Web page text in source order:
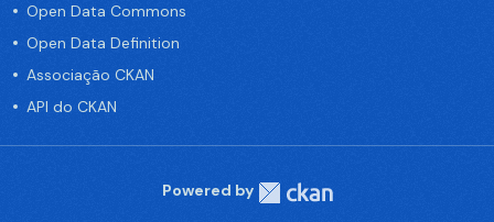
Open Data Commons
Open Data Definition
Associação CKAN
API do CKAN
Powered by